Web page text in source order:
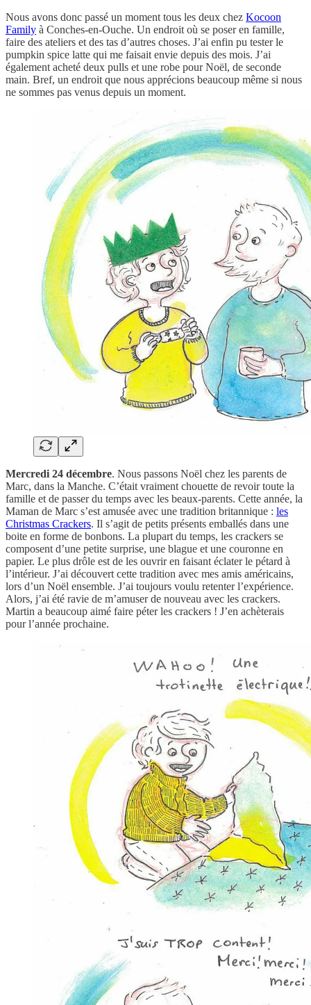
Nous avons donc passé un moment tous les deux chez Kocoon
Family à Conches-en-Ouche. Un endroit où se poser en famille,
faire des ateliers et des tas d’autres choses. J’ai enfin pu tester le
pumpkin spice latte qui me faisait envie depuis des mois. J’ai
également acheté deux pulls et une robe pour Noël, de seconde
main. Bref, un endroit que nous apprécions beaucoup même si nous
ne sommes pas venus depuis un moment.
Mercredi 24 décembre. Nous passons Noël chez les parents de
Marc, dans la Manche. C’était vraiment chouette de revoir toute la
famille et de passer du temps avec les beaux-parents. Cette année, la
Maman de Marc s’est amusée avec une tradition britannique : les
Christmas Crackers. Il s’agit de petits présents emballés dans une
boite en forme de bonbons. La plupart du temps, les crackers se
composent d’une petite surprise, une blague et une couronne en
papier. Le plus drôle est de les ouvrir en faisant éclater le pétard à
l’intérieur. J’ai découvert cette tradition avec mes amis américains,
lors d’un Noël ensemble. J’ai toujours voulu retenter l’expérience.
Alors, j’ai été ravie de m’amuser de nouveau avec les crackers.
Martin a beaucoup aimé faire péter les crackers ! J’en achèterais
pour l’année prochaine.